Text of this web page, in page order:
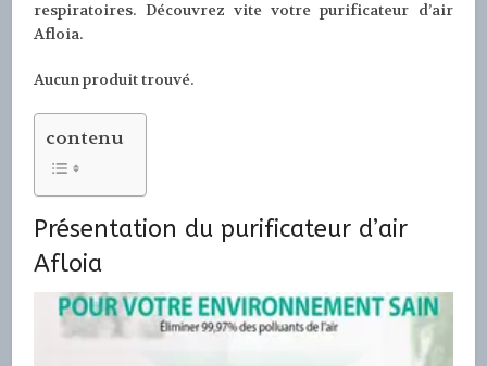
respiratoires. Découvrez vite votre purificateur d’air
Afloia.
Aucun produit trouvé.
contenu
Présentation du purificateur d’air
Afloia